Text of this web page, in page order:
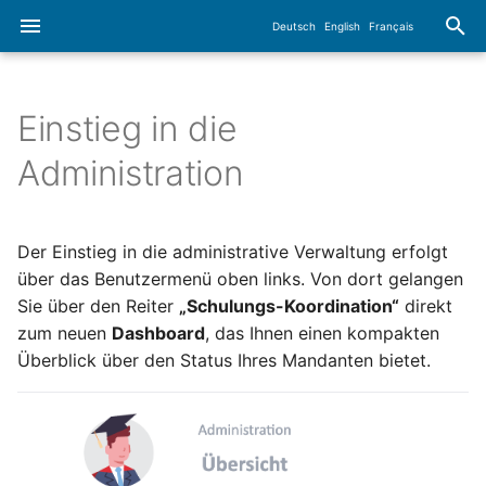
Deutsch English Français
h
i
r
Anwenderhandbuch
TOM
ACC
Audit
Tickets/Aufgaben
Administration
Unternehmen
Abteilungen
Kontakte
Allgemeine Funktionen
Zusatzfunktionen
Kommentare
Links
Uploads
Releaseinformationen
Neue Benutzeroberfläche
Häufig gestellte Fragen
Login
Profilverwaltung
Schulungsübersicht
Dashboard-Übersicht
Übersicht
„Schulungsstatus“
Navigationskacheln im
Dashboard
Rollenbasierte
Zugriffsrechte
Gruppenverwaltung
Gruppen zusammenführen
Einstieg in die
Administration
Der Einstieg in die administrative Verwaltung erfolgt
über das Benutzermenü oben links. Von dort gelangen
Sie über den Reiter „Schulungs-Koordination“ direkt
zum neuen Dashboard, das Ihnen einen kompakten
Überblick über den Status Ihres Mandanten bietet.